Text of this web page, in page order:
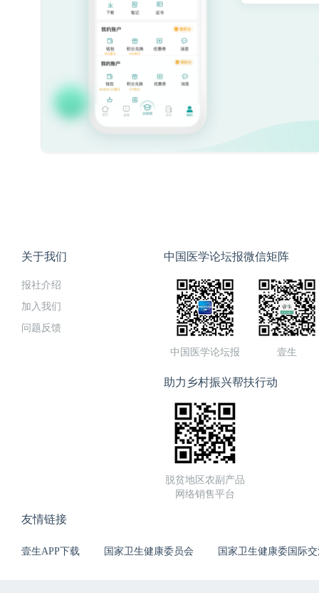
关于我们
报社介绍
加入我们
问题反馈
中国医学论坛报微信矩阵
中国医学论坛报 壹生
助力乡村振兴帮扶行动
脱贫地区农副产品
网络销售平台
友情链接
壹生APP下载 国家卫生健康委员会 国家卫生健康委国际